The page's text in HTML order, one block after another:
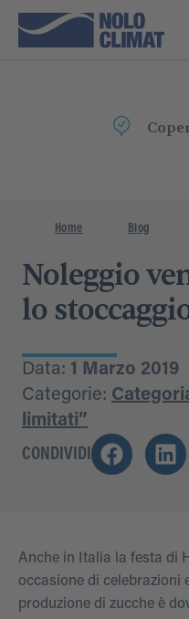
Home Blog
Noleggio
lo
Data: 1 Marzo 2019
Categorie:
limitati”
CONDIVIDI
Anche in Italia la festa di
occasione di celebrazioni
produzione di zucche è